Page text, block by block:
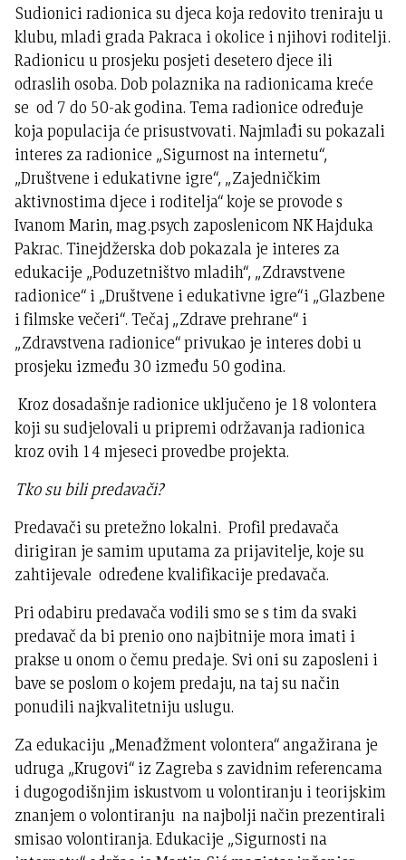
Sudionici radionica su djeca koja redovito treniraju u
klubu, mladi grada Pakraca i okolice i njihovi roditelji.
Radionicu u prosjeku posjeti desetero djece ili
odraslih osoba. Dob polaznika na radionicama kreće
se od 7 do 50-ak godina. Tema radionice određuje
koja populacija će prisustvovati. Najmlađi su pokazali
interes za radionice „Sigurnost na internetu“,
„Društvene i edukativne igre“, „Zajedničkim
aktivnostima djece i roditelja“ koje se provode s
Ivanom Marin, mag.psych zaposlenicom NK Hajduka
Pakrac. Tinejdžerska dob pokazala je interes za
edukacije „Poduzetništvo mladih“, „Zdravstvene
radionice“ i „Društvene i edukativne igre“i „Glazbene
i filmske večeri“. Tečaj „Zdrave prehrane“ i
„Zdravstvena radionice“ privukao je interes dobi u
prosjeku između 30 između 50 godina.
Kroz dosadašnje radionice uključeno je 18 volontera
koji su sudjelovali u pripremi održavanja radionica
kroz ovih 14 mjeseci provedbe projekta.
Tko su bili predavači?
Predavači su pretežno lokalni. Profil predavača
dirigiran je samim uputama za prijavitelje, koje su
zahtijevale određene kvalifikacije predavača.
Pri odabiru predavača vodili smo se s tim da svaki
predavač da bi prenio ono najbitnije mora imati i
prakse u onom o čemu predaje. Svi oni su zaposleni i
bave se poslom o kojem predaju, na taj su način
ponudili najkvalitetniju uslugu.
Za edukaciju „Menađžment volontera“ angažirana je
udruga „Krugovi“ iz Zagreba s zavidnim referencama
i dugogodišnjim iskustvom u volontiranju i teorijskim
znanjem o volontiranju na najbolji način prezentirali
smisao volontiranja. Edukacije „Sigurnosti na